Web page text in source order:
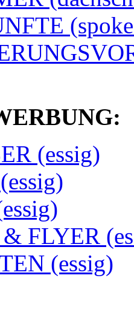
(essig)
FLYER
(essig)